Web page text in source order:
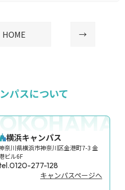
HOME →
パスについて
横浜キャンパス
奈川県横浜市神奈川区金港町7-3 金
ビル6F
277-128
キャンパスページへ